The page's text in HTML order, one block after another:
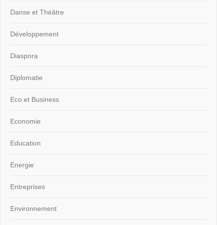
Danse et Théâtre
Développement
Diaspora
Diplomatie
Eco et Business
Economie
Education
Energie
Entreprises
Environnement